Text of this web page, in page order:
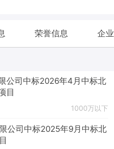
荣誉信息 企
公司中标2026年4月中标北
目
1000万以下
公司中标2025年9月中标北